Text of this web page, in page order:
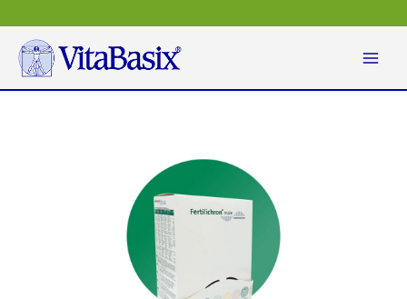
Inhalt
springen